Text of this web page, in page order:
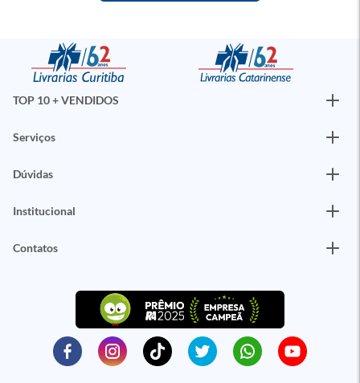
TOP 10 + VENDIDOS
Serviços
Dúvidas
Institucional
Contatos